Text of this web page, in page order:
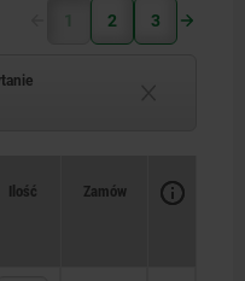
1 2 3
Ilość Zamów